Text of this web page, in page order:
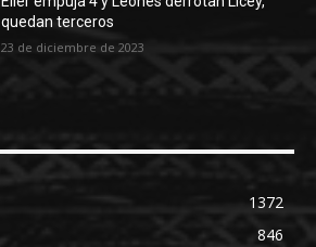
quedan terceros
23 de diciembre de 2023
1372
846